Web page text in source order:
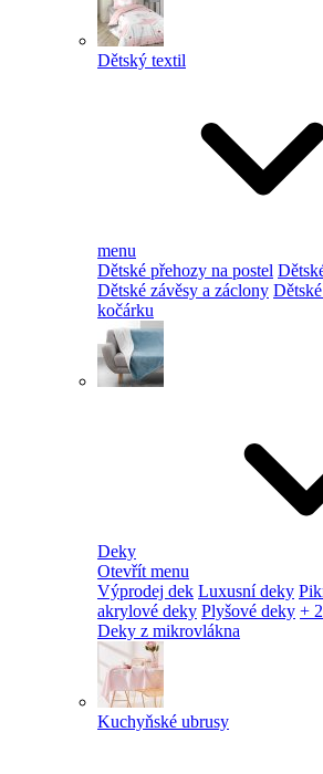
Dětský textil
menu
Dětské přehozy na postel
Dětské závěsy a záclony
kočárku
Deky
Otevřít menu
Výprodej dek Luxusní deky
akrylové deky Plyšové deky +
Deky z mikrovlákna
Kuchyňské ubrusy